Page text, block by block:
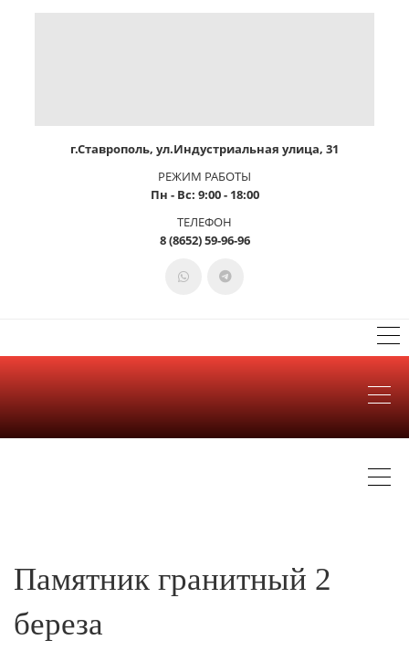
г.Ставрополь, ул.Индустриальная улица, 31
РЕЖИМ РАБОТЫ
Пн - Вс: 9:00 - 18:00
ТЕЛЕФОН
8 (8652) 59-96-96
Памятник гранитный 2
береза